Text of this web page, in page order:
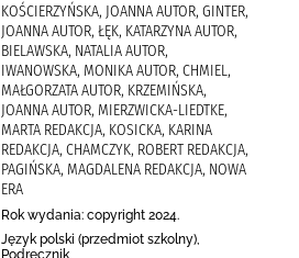
KOŚCIERZYŃSKA, JOANNA AUTOR, GINTER,
JOANNA AUTOR, ŁĘK, KATARZYNA AUTOR,
BIELAWSKA, NATALIA AUTOR,
IWANOWSKA, MONIKA AUTOR, CHMIEL,
MAŁGORZATA AUTOR, KRZEMIŃSKA,
JOANNA AUTOR, MIERZWICKA-LIEDTKE,
MARTA REDAKCJA, KOSICKA, KARINA
REDAKCJA, CHAMCZYK, ROBERT REDAKCJA,
PAGIŃSKA, MAGDALENA REDAKCJA, NOWA
ERA
Rok wydania: copyright 2024.
Język polski (przedmiot szkolny),
Podręcznik